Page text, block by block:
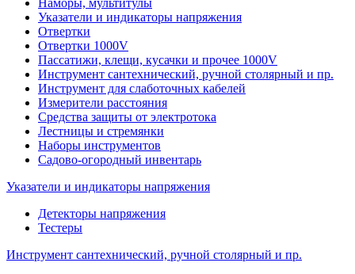
Наморы, мультитулы
Указатели и индикаторы напряжения
Отвертки
Отвертки 1000V
Пассатижи, клещи, кусачки и прочее 1000V
Инструмент сантехнический, ручной столярный и пр.
Инструмент для слаботочных кабелей
Измерители расстояния
Средства защиты от электротока
Лестницы и стремянки
Наборы инструментов
Садово-огородный инвентарь
Указатели и индикаторы напряжения
Детекторы напряжения
Тестеры
Инструмент сантехнический, ручной столярный и пр.